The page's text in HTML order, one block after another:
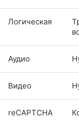
Логическая
Аудио
Видео
reCAPTCHA